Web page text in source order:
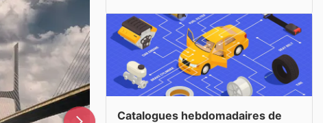
Catalogues hebdomadaires de